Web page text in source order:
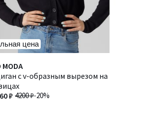
цена
MODA
с v-образным вырезом на
4200 ₽-20%
₽